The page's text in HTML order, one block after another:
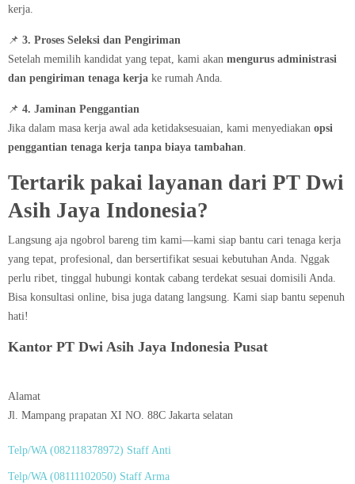
kerja.
📌 3. Proses Seleksi dan Pengiriman
Setelah memilih kandidat yang tepat, kami akan mengurus administrasi
dan pengiriman tenaga kerja ke rumah Anda.
📌 4. Jaminan Penggantian
Jika dalam masa kerja awal ada ketidaksesuaian, kami menyediakan opsi
penggantian tenaga kerja tanpa biaya tambahan.
Tertarik pakai layanan dari PT Dwi
Asih Jaya Indonesia?
Langsung aja ngobrol bareng tim kami—kami siap bantu cari tenaga kerja
yang tepat, profesional, dan bersertifikat sesuai kebutuhan Anda. Nggak
perlu ribet, tinggal hubungi kontak cabang terdekat sesuai domisili Anda.
Bisa konsultasi online, bisa juga datang langsung. Kami siap bantu sepenuh
hati!
Kantor PT Dwi Asih Jaya Indonesia Pusat
Alamat
Jl. Mampang prapatan XI NO. 88C Jakarta selatan
Telp/WA (082118378972) Staff Anti
Telp/WA (08111102050) Staff Arma